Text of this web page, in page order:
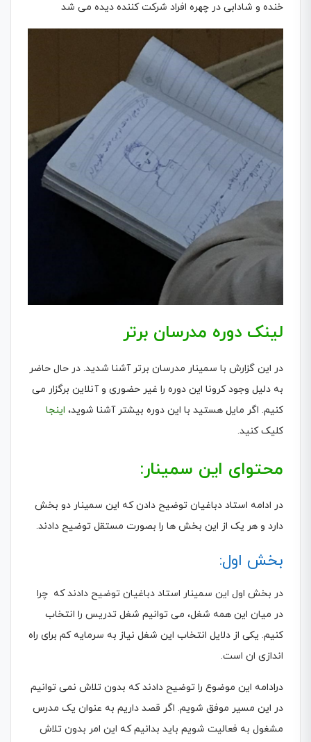
خنده و شادابی در چهره افراد شرکت کننده دیده می شد
لینک دوره مدرسان برتر
در این گزارش با سمینار مدرسان برتر آشنا شدید. در حال حاضر
به دلیل وجود کرونا این دوره را غیر حضوری و آنلاین برگزار می
کنیم. اگر مایل هستید با این دوره بیشتر آشنا شوید، اینجا
کلیک کنید.
محتوای این سمینار:
در ادامه استاد دباغیان توضیح دادن که این سمینار دو بخش
دارد و هر یک از این بخش ها را بصورت مستقل توضیح دادند.
بخش اول:
در بخش اول این سمینار استاد دباغیان توضیح دادند که چرا
در میان این همه شغل، می توانیم شغل تدریس را انتخاب
کنیم. یکی از دلایل انتخاب این شغل نیاز به سرمایه کم برای راه
اندازی ان است.
درادامه این موضوع را توضیح دادند که بدون تلاش نمی توانیم
در این مسیر موفق شویم. اگر قصد داریم به عنوان یک مدرس
مشغول به فعالیت شویم باید بدانیم که این امر بدون تلاش